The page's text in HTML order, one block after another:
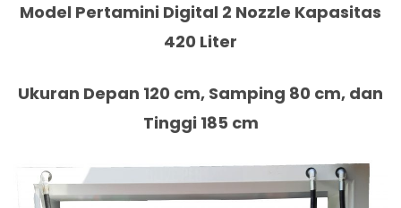
Model Pertamini Digital 2 Nozzle Kapasitas
420 Liter
Ukuran Depan 120 cm, Samping 80 cm, dan
Tinggi 185 cm